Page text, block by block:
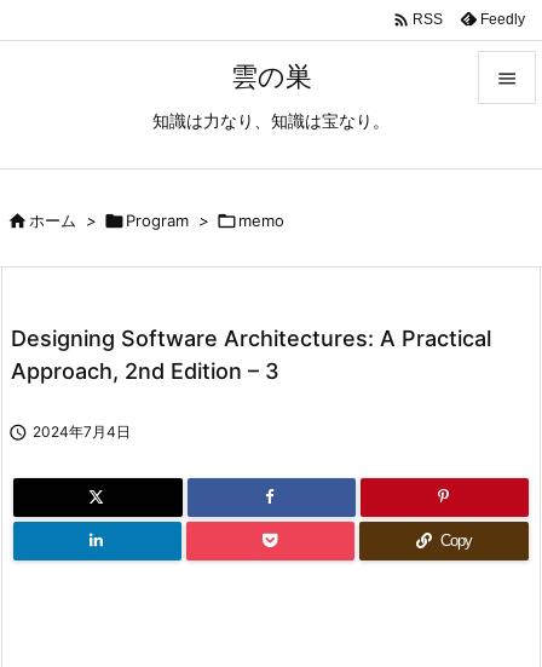
雲の巣
知識は力なり、知識は宝なり。

 RSS Feedly
ホーム > Program > memo
Designing Software Architectures: A Practical
Approach, 2nd Edition – 3
 2024年7月4日
Copy